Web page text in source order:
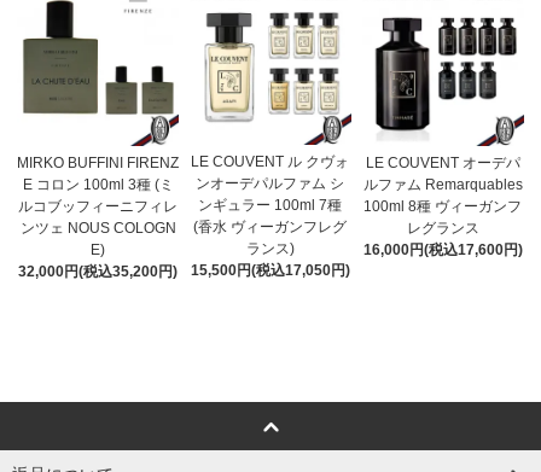
MIRKO BUFFINI FIRENZ
E コロン 100ml 3種 (ミ
ルコブッフィーニフィレ
ンツェ NOUS COLOGN
E)
32,000円(税込35,200円)
LE COUVENT ル クヴォ
ンオーデパルファム シ
ンギュラー 100ml 7種
(香水 ヴィーガンフレグ
ランス)
15,500円(税込17,050円)
LE COUVENT オーデパ
ルファム Remarquables
100ml 8種 ヴィーガンフ
レグランス
16,000円(税込17,600円)